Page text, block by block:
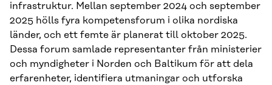
infrastruktur. Mellan september 2024 och september
2025 hölls fyra kompetensforum i olika nordiska
länder, och ett femte är planerat till oktober 2025.
Dessa forum samlade representanter från ministerier
och myndigheter i Norden och Baltikum för att dela
erfarenheter, identifiera utmaningar och utforska